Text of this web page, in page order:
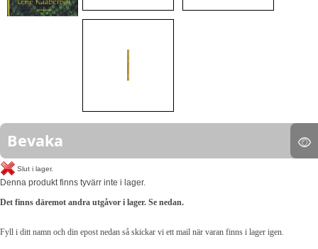
Bevaka
Slut i lager.
Denna produkt finns tyvärr inte i lager.
Det finns däremot andra utgåvor i lager. Se nedan.
Fyll i ditt namn och din epost nedan så skickar vi ett mail när varan finns i lager igen.